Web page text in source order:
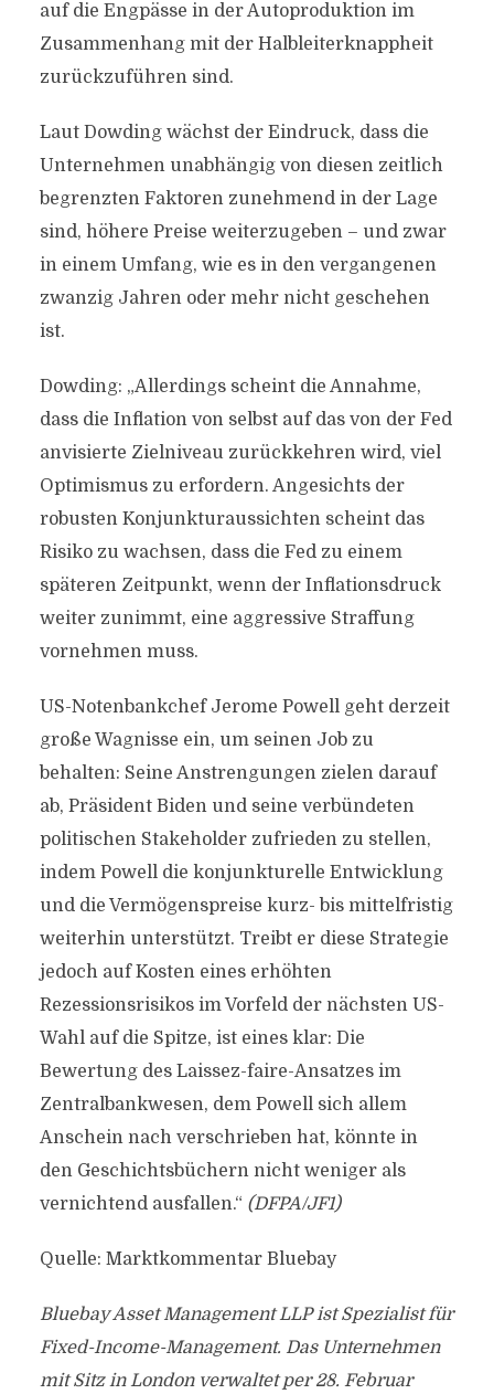
auf die Engpässe in der Autoproduktion im
Zusammenhang mit der Halbleiterknappheit
zurückzuführen sind.
Laut Dowding wächst der Eindruck, dass die
Unternehmen unabhängig von diesen zeitlich
begrenzten Faktoren zunehmend in der Lage
sind, höhere Preise weiterzugeben – und zwar
in einem Umfang, wie es in den vergangenen
zwanzig Jahren oder mehr nicht geschehen
ist.
Dowding: „Allerdings scheint die Annahme,
dass die Inflation von selbst auf das von der Fed
anvisierte Zielniveau zurückkehren wird, viel
Optimismus zu erfordern. Angesichts der
robusten Konjunkturaussichten scheint das
Risiko zu wachsen, dass die Fed zu einem
späteren Zeitpunkt, wenn der Inflationsdruck
weiter zunimmt, eine aggressive Straffung
vornehmen muss.
US-Notenbankchef Jerome Powell geht derzeit
große Wagnisse ein, um seinen Job zu
behalten: Seine Anstrengungen zielen darauf
ab, Präsident Biden und seine verbündeten
politischen Stakeholder zufrieden zu stellen,
indem Powell die konjunkturelle Entwicklung
und die Vermögenspreise kurz- bis mittelfristig
weiterhin unterstützt. Treibt er diese Strategie
jedoch auf Kosten eines erhöhten
Rezessionsrisikos im Vorfeld der nächsten US-
Wahl auf die Spitze, ist eines klar: Die
Bewertung des Laissez-faire-Ansatzes im
Zentralbankwesen, dem Powell sich allem
Anschein nach verschrieben hat, könnte in
den Geschichtsbüchern nicht weniger als
vernichtend ausfallen.“ (DFPA/JF1)
Quelle: Marktkommentar Bluebay
Bluebay Asset Management LLP ist Spezialist für
Fixed-Income-Management. Das Unternehmen
mit Sitz in London verwaltet per 28. Februar